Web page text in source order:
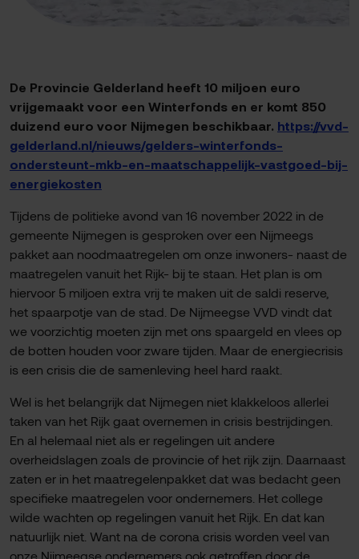
De Provincie Gelderland heeft 10 miljoen euro
vrijgemaakt voor een Winterfonds en er komt 850
duizend euro voor Nijmegen beschikbaar. https://vvd-
gelderland.nl/nieuws/gelders-winterfonds-
ondersteunt-mkb-en-maatschappelijk-vastgoed-bij-
energiekosten
Tijdens de politieke avond van 16 november 2022 in de
gemeente Nijmegen is gesproken over een Nijmeegs
pakket aan noodmaatregelen om onze inwoners- naast de
maatregelen vanuit het Rijk- bij te staan. Het plan is om
hiervoor 5 miljoen extra vrij te maken uit de saldi reserve,
het spaarpotje van de stad. De Nijmeegse VVD vindt dat
we voorzichtig moeten zijn met ons spaargeld en vlees op
de botten houden voor zware tijden. Maar de energiecrisis
is een crisis die de samenleving heel hard raakt.
Wel is het belangrijk dat Nijmegen niet klakkeloos allerlei
taken van het Rijk gaat overnemen in crisis bestrijdingen.
En al helemaal niet als er regelingen uit andere
overheidslagen zoals de provincie of het rijk zijn. Daarnaast
zaten er in het maatregelenpakket dat was bedacht geen
specifieke maatregelen voor ondernemers. Het college
wilde wachten op regelingen vanuit het Rijk. En dat kan
natuurlijk niet. Want na de corona crisis worden veel van
onze Nijmeegse ondernemers ook getroffen door de